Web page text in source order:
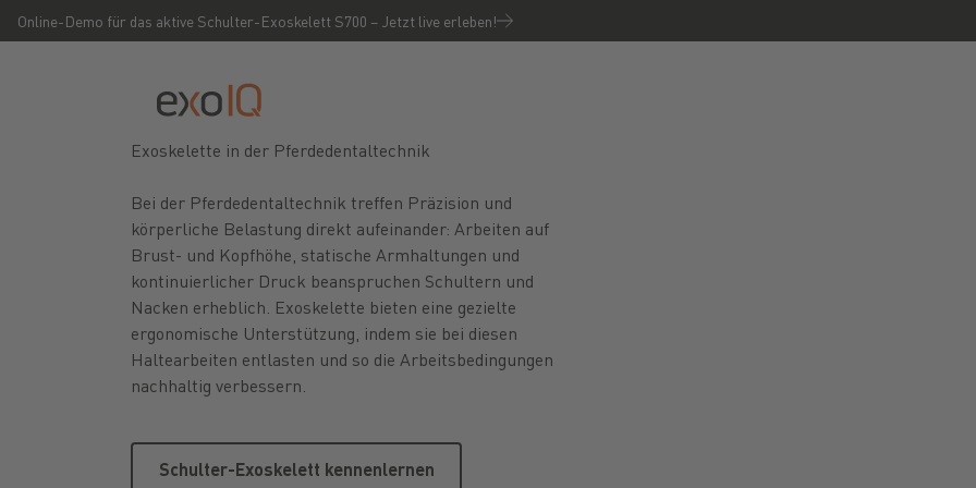
Online-Demo für das aktive Schulter-Exoskelett S700 – Jetzt live erleben!
Exoskelette in der Pferdedentaltechnik
Bei der Pferdedentaltechnik treffen Präzision und
körperliche Belastung direkt aufeinander: Arbeiten auf
Brust- und Kopfhöhe, statische Armhaltungen und
kontinuierlicher Druck beanspruchen Schultern und
Nacken erheblich. Exoskelette bieten eine gezielte
ergonomische Unterstützung, indem sie bei diesen
Haltearbeiten entlasten und so die Arbeitsbedingungen
nachhaltig verbessern.
Schulter-Exoskelett kennenlernen
Schulter-Exoskelett kennenlernen